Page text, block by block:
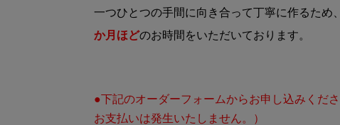
一つひとつの手間に向き合って丁寧に作るため
か月ほどのお時間をいただいております。
●下記のオーダーフォームからお申し込みくだ
お支払いは発生いたしません。）